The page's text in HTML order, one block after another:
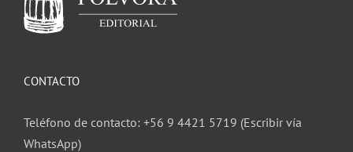
CONTACTO
Teléfono de contacto: +56 9 4421 5719 (Escribir vía
WhatsApp)